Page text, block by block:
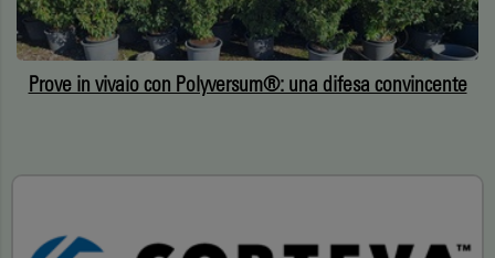
Prove in vivaio con Polyversum®: una difesa convincente